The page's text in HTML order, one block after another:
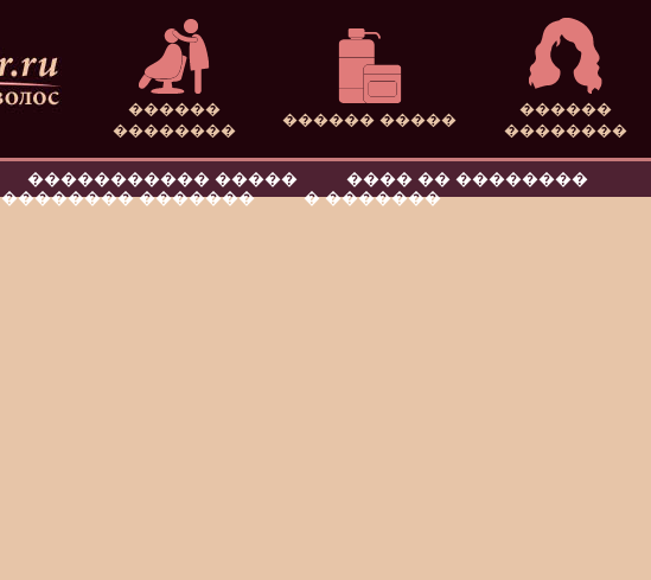
������
��������
������ �����
������
��������
����������� �����
���� �� ��������
�������� ������� � �������